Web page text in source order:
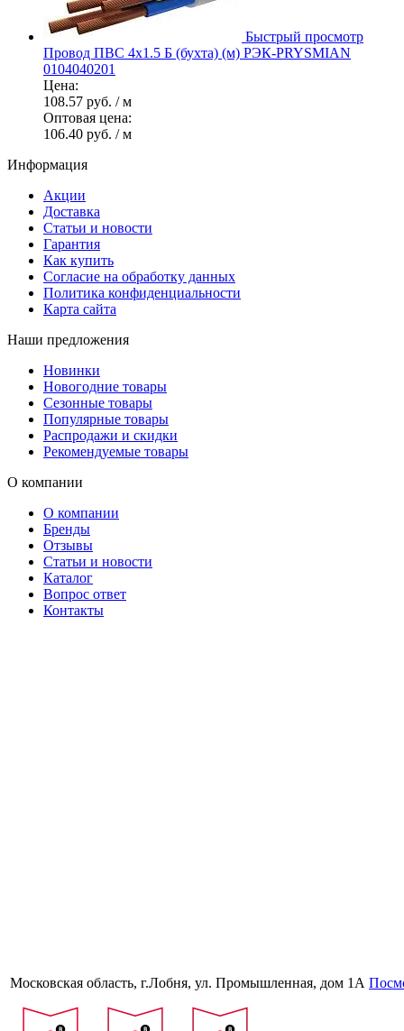
Быстрый просмотр
Провод ПВС 4х1.5 Б (бухта) (м) РЭК-PRYSMIAN
0104040201
Цена:
108.57 руб. / м
Оптовая цена:
106.40 руб. / м
Информация
Акции
Доставка
Статьи и новости
Гарантия
Как купить
Согласие на обработку данных
Политика конфиденциальности
Карта сайта
Наши предложения
Новинки
Новогодние товары
Сезонные товары
Популярные товары
Распродажи и скидки
Рекомендуемые товары
О компании
О компании
Бренды
Отзывы
Статьи и новости
Каталог
Вопрос ответ
Контакты
Московская область, г.Лобня, ул. Промышленная, дом 1А